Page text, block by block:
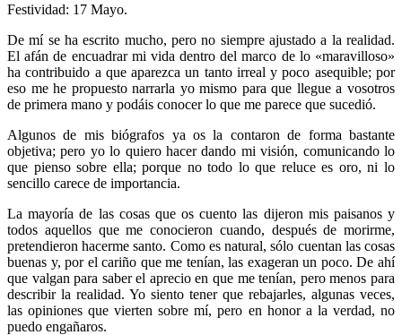
Festividad: 17 Mayo.
De mí se ha escrito mucho, pero no siempre ajustado a la realidad.
El afán de encuadrar mi vida dentro del marco de lo «maravilloso»
ha contribuido a que aparezca un tanto irreal y poco asequible; por
eso me he propuesto narrarla yo mismo para que llegue a vosotros
de primera mano y podáis conocer lo que me parece que sucedió.
Algunos de mis biógrafos ya os la contaron de forma bastante
objetiva; pero yo lo quiero hacer dando mi visión, comunicando lo
que pienso sobre ella; porque no todo lo que reluce es oro, ni lo
sencillo carece de importancia.
La mayoría de las cosas que os cuento las dijeron mis paisanos y
todos aquellos que me conocieron cuando, después de morirme,
pretendieron hacerme santo. Como es natural, sólo cuentan las cosas
buenas y, por el cariño que me tenían, las exageran un poco. De ahí
que valgan para saber el aprecio en que me tenían, pero menos para
describir la realidad. Yo siento tener que rebajarles, algunas veces,
las opiniones que vierten sobre mí, pero en honor a la verdad, no
puedo engañaros.